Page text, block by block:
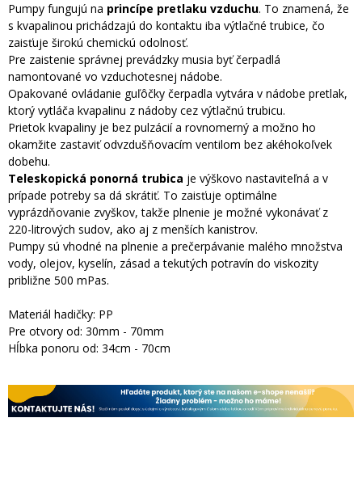
Pumpy fungujú na princípe pretlaku vzduchu. To znamená, že
s kvapalinou prichádzajú do kontaktu iba výtlačné trubice, čo
zaisťuje širokú chemickú odolnosť.
Pre zaistenie správnej prevádzky musia byť čerpadlá
namontované vo vzduchotesnej nádobe.
Opakované ovládanie guľôčky čerpadla vytvára v nádobe pretlak,
ktorý vytláča kvapalinu z nádoby cez výtlačnú trubicu.
Prietok kvapaliny je bez pulzácií a rovnomerný a možno ho
okamžite zastaviť odvzdušňovacím ventilom bez akéhokoľvek
dobehu.
Teleskopická ponorná trubica je výškovo nastaviteľná a v
prípade potreby sa dá skrátiť. To zaisťuje optimálne
vyprázdňovanie zvyškov, takže plnenie je možné vykonávať z
220-litrových sudov, ako aj z menších kanistrov.
Pumpy sú vhodné na plnenie a prečerpávanie malého množstva
vody, olejov, kyselín, zásad a tekutých potravín do viskozity
približne 500 mPas.
Materiál hadičky: PP
Pre otvory od: 30mm - 70mm
Hĺbka ponoru od: 34cm - 70cm